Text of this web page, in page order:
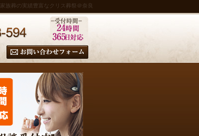
家族葬の実績豊富なクリス葬祭＠奈良